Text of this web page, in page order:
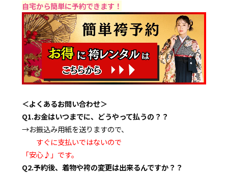
自宅から簡単に予約できます！
＜よくあるお問い合わせ＞
Q1.お金はいつまでに、どうやって払うの？？
→お振込み用紙を送りますので、
すぐに支払いではないので
「安心♪」です。
Q2.予約後、着物や袴の変更は出来るんですか？？